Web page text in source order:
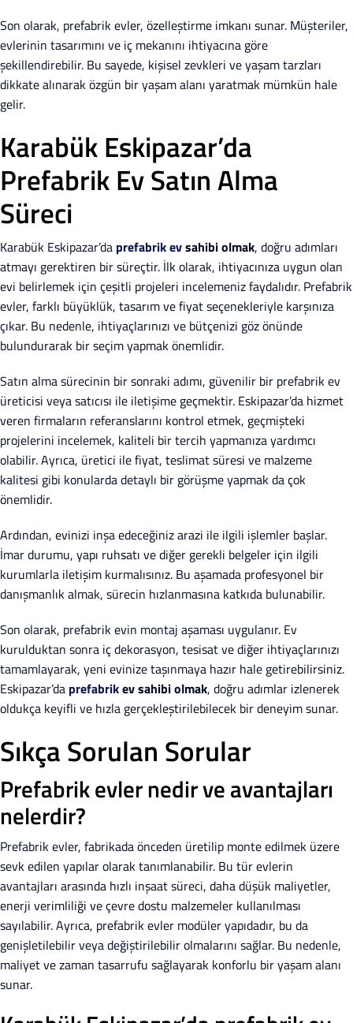
Son olarak, prefabrik evler, özelleştirme imkanı sunar. Müşteriler,
evlerinin tasarımını ve iç mekanını ihtiyacına göre
şekillendirebilir. Bu sayede, kişisel zevkleri ve yaşam tarzları
dikkate alınarak özgün bir yaşam alanı yaratmak mümkün hale
gelir.
Karabük Eskipazar’da
Prefabrik Ev Satın Alma
Süreci
Karabük Eskipazar’da prefabrik evsahibi olmak, doğru adımları
atmayı gerektiren bir süreçtir. İlk olarak, ihtiyacınıza uygun olan
evi belirlemek için çeşitli projeleri incelemeniz faydalıdır. Prefabrik
evler, farklı büyüklük, tasarım ve fiyat seçenekleriyle karşınıza
çıkar. Bu nedenle, ihtiyaçlarınızı ve bütçenizi göz önünde
bulundurarak bir seçim yapmak önemlidir.
Satın alma sürecinin bir sonraki adımı, güvenilir bir prefabrik ev
üreticisi veya satıcısı ile iletişime geçmektir. Eskipazar’da hizmet
veren firmaların referanslarını kontrol etmek, geçmişteki
projelerini incelemek, kaliteli bir tercih yapmanıza yardımcı
olabilir. Ayrıca, üretici ile fiyat, teslimat süresi ve malzeme
kalitesi gibi konularda detaylı bir görüşme yapmak da çok
önemlidir.
Ardından, evinizi inşa edeceğiniz arazi ile ilgili işlemler başlar.
İmar durumu, yapı ruhsatı ve diğer gerekli belgeler için ilgili
kurumlarla iletişim kurmalısınız. Bu aşamada profesyonel bir
danışmanlık almak, sürecin hızlanmasına katkıda bulunabilir.
Son olarak, prefabrik evin montaj aşaması uygulanır. Ev
kurulduktan sonra iç dekorasyon, tesisat ve diğer ihtiyaçlarınızı
tamamlayarak, yeni evinize taşınmaya hazır hale getirebilirsiniz.
Eskipazar’da prefabrikev sahibi olmak, doğru adımlar izlenerek
oldukça keyifli ve hızla gerçekleştirilebilecek bir deneyim sunar.
Sıkça Sorulan Sorular
Prefabrik evler nedir ve avantajları
nelerdir?
Prefabrik evler, fabrikada önceden üretilip monte edilmek üzere
sevk edilen yapılar olarak tanımlanabilir. Bu tür evlerin
avantajları arasında hızlı inşaat süreci, daha düşük maliyetler,
enerji verimliliği ve çevre dostu malzemeler kullanılması
sayılabilir. Ayrıca, prefabrik evler modüler yapıdadır, bu da
genişletilebilir veya değiştirilebilir olmalarını sağlar. Bu nedenle,
maliyet ve zaman tasarrufu sağlayarak konforlu bir yaşam alanı
sunar.